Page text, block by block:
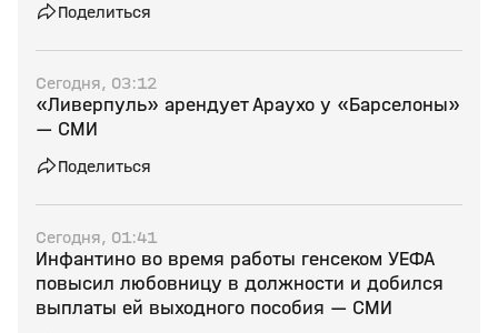
Поделиться
Сегодня, 03:12
«Ливерпуль» арендует Араухо у «Барселоны»
— СМИ
Поделиться
Сегодня, 01:41
Инфантино во время работы генсеком УЕФА
повысил любовницу в должности и добился
выплаты ей выходного пособия — СМИ